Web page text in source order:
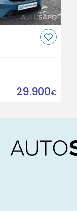
29.900€